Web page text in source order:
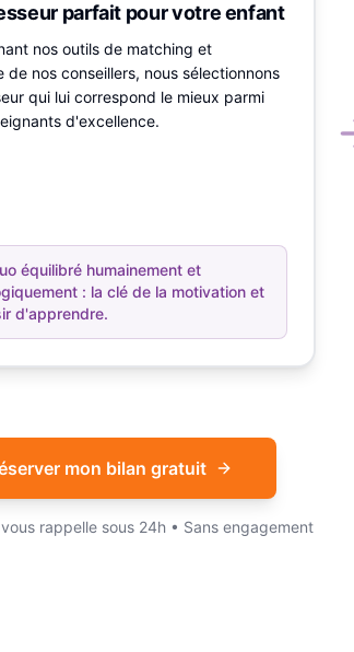
parfait pour votre enfant
nos outils de matching et
de nos conseillers, nous sélectionnons
qui lui correspond le mieux parmi
d'excellence.
équilibré humainement et
: la clé de la motivation et
d'apprendre.
mon bilan gratuit
rappelle sous 24h • Sans engagement